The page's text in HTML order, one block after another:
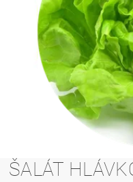
ŠALÁT